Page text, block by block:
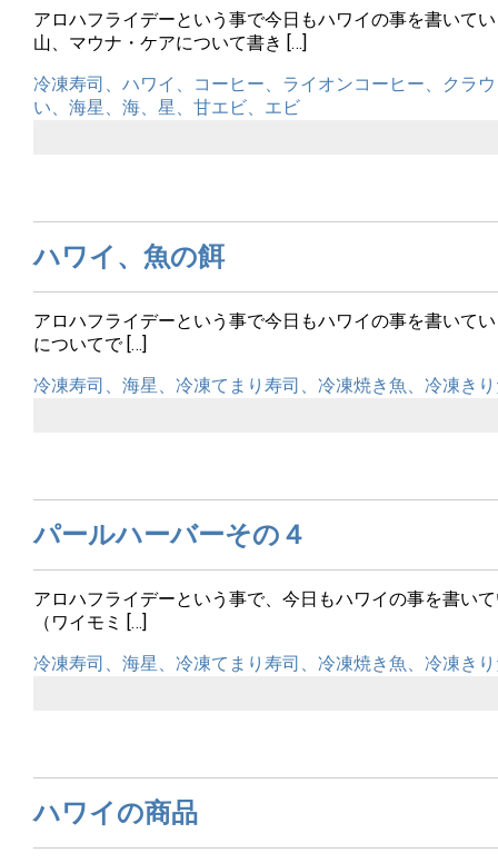
アロハフライデーという事で今日もハワイの事を書いて
山、マウナ・ケアについて書き […]
冷凍寿司、ハワイ、コーヒー、ライオンコーヒー、クラ
い、海星、海、星、甘エビ、エビ
ハワイ、魚の餌
アロハフライデーという事で今日もハワイの事を書いて
についてで […]
冷凍寿司、海星、冷凍てまり寿司、冷凍焼き魚、冷凍き
パールハーバーその４
アロハフライデーという事で、今日もハワイの事を書い
（ワイモミ […]
冷凍寿司、海星、冷凍てまり寿司、冷凍焼き魚、冷凍き
ハワイの商品